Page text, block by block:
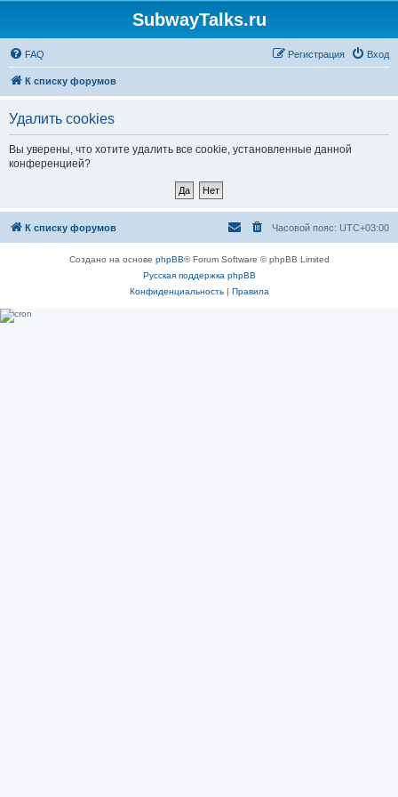
SubwayTalks.ru
FAQ Вход
Регистрация
К списку форумов
Удалить cookies
Вы уверены, что хотите удалить все cookie, установленные данной
конференцией?
К списку форумов Часовой пояс: UTC+03:00
Создано на основе phpBB® Forum Software © phpBB Limited
Русская поддержка phpBB
Конфиденциальность| Правила